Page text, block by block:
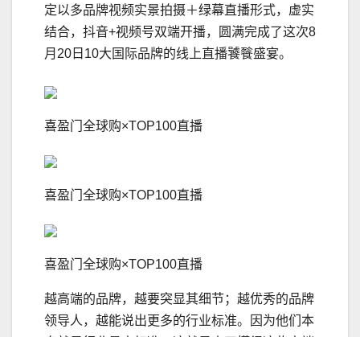
定以多品牌视频实景拍摄＋绿幕直播形式，虚实
结合，抖音+视频号双端开播，圆满完成了这次8
月20日10大国际品牌的线上直播饕餮盛宴。
喜盈门全球购×TOP100直播
喜盈门全球购×TOP100直播
喜盈门全球购×TOP100直播
越高端的品牌，越要突显其细节；越优秀的品牌
领导人，越能说出更多的行业标准。因为他们本